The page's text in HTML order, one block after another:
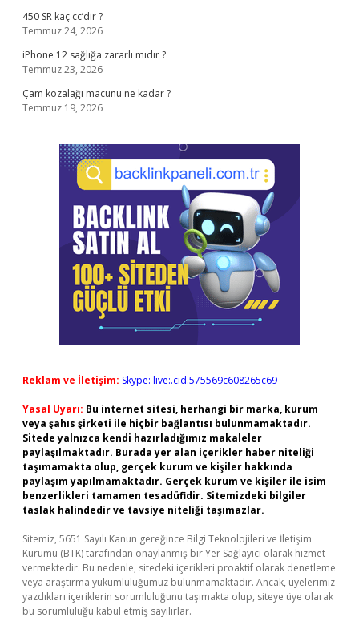
450 SR kaç cc’dir ?
Temmuz 24, 2026
iPhone 12 sağlığa zararlı mıdır ?
Temmuz 23, 2026
Çam kozalağı macunu ne kadar ?
Temmuz 19, 2026
Reklam ve İletişim: Skype: live:.cid.575569c608265c69
Yasal Uyarı: Bu internet sitesi, herhangi bir marka, kurum
veya şahıs şirketi ile hiçbir bağlantısı bulunmamaktadır.
Sitede yalnızca kendi hazırladığımız makaleler
paylaşılmaktadır. Burada yer alan içerikler haber niteliği
taşımamakta olup, gerçek kurum ve kişiler hakkında
paylaşım yapılmamaktadır. Gerçek kurum ve kişiler ile isim
benzerlikleri tamamen tesadüfidir. Sitemizdeki bilgiler
taslak halindedir ve tavsiye niteliği taşımazlar.
Sitemiz, 5651 Sayılı Kanun gereğince Bilgi Teknolojileri ve İletişim
Kurumu (BTK) tarafından onaylanmış bir Yer Sağlayıcı olarak hizmet
vermektedir. Bu nedenle, sitedeki içerikleri proaktif olarak denetleme
veya araştırma yükümlülüğümüz bulunmamaktadır. Ancak, üyelerimiz
yazdıkları içeriklerin sorumluluğunu taşımakta olup, siteye üye olarak
bu sorumluluğu kabul etmiş sayılırlar.